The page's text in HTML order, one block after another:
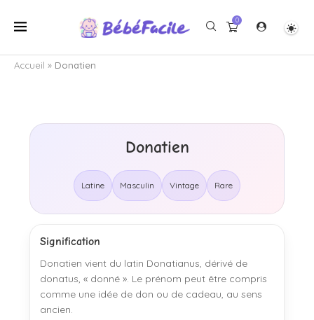
0
Accueil » Donatien
Donatien
Latine Masculin Vintage Rare
Signification
Donatien vient du latin Donatianus, dérivé de
donatus, « donné ». Le prénom peut être compris
comme une idée de don ou de cadeau, au sens
ancien.